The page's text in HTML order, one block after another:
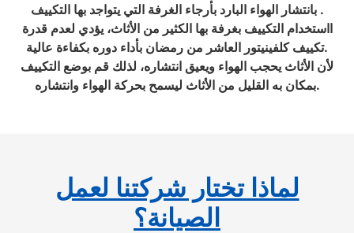
بانتشار الهواء البارد بأرجاء الغرفة التي يتواجد بها التكييف .
ااستخدام التكييف بغرفة بها الكثير من الأثاث، يؤدي لعدم قدرة
تكييف كلفينيتور العاشر من رمضان بأداء دوره بكفاءة عالية.
لأن الأثاث يحجب الهواء ويعيق انتشاره، لذلك قم بوضع التكييف
بمكان به القليل من الأثاث ليسمح بحركة الهواء وانتشاره.
لماذا تختار شركتنا لعمل
الصيانة؟